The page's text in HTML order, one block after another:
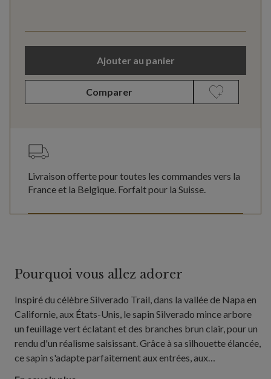
Ajouter au panier
Comparer
Livraison offerte pour toutes les commandes vers la
France et la Belgique. Forfait pour la Suisse.
Pourquoi vous allez adorer
Inspiré du célèbre Silverado Trail, dans la vallée de Napa en
Californie, aux États-Unis, le sapin Silverado mince arbore
un feuillage vert éclatant et des branches brun clair, pour un
rendu d'un réalisme saisissant. Grâce à sa silhouette élancée,
ce sapin s'adapte parfaitement aux entrées, aux